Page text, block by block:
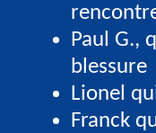
Paul G.,
blessure
Lionel
Franck